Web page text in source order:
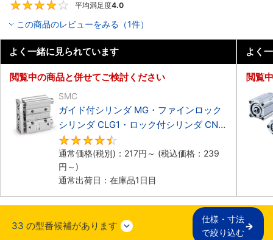
平均満足度4.0
この商品のレビューをみる（1件）
よく一緒に見られています
閲覧中の商品と併せてご検討ください
SMC
ガイド付シリンダ MG・ファインロック
シリンダ CLG1・ロック付シリンダ CNG
パッキンセット
通常価格(税別)： 217円 ～ (税込価格： 239
円 ～)
通常出荷日：在庫品1日目
よく
閲覧
33 の型番候補があります
仕様・寸法
で絞り込む